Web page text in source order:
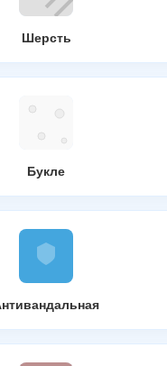
Шерсть
Букле